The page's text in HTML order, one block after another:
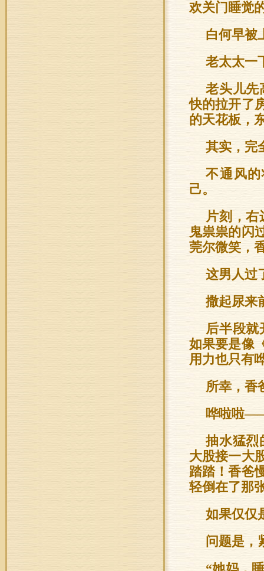
欢关门睡觉
白何早被
老太太一
老头儿先
快的拉开了
的天花板，
其实，完
不通风
己。
片刻，右
鬼祟祟的闪
莞尔微笑，
这男人过
撒起尿来
后半段就
如果要是像
用力也只有
所幸，香
哗啦啦
抽水猛烈
大股接一大
踏踏！香爸
轻倒在了那
如果仅仅
问题是，